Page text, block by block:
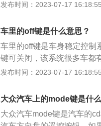
性。汽车空调的制热原理很
风。汽车空调剩余字母意思
后，车内的空调会满负荷运
r是后窗除霜开关。
发布时间：2023-07-17 16:18:55
车里的off键是什么意思？
车里的off键是车身稳定控制
键可关闭，该系统很多车都
不同，比如本田叫VSA，丰
右车轮的转速差超出电脑设
根据实际情况采取单车轮制
侧滑、甩尾等情况。off同时
发布时间：2023-07-17 16:18:55
大众汽车上的mode键是什
大众汽车mode键是汽车的